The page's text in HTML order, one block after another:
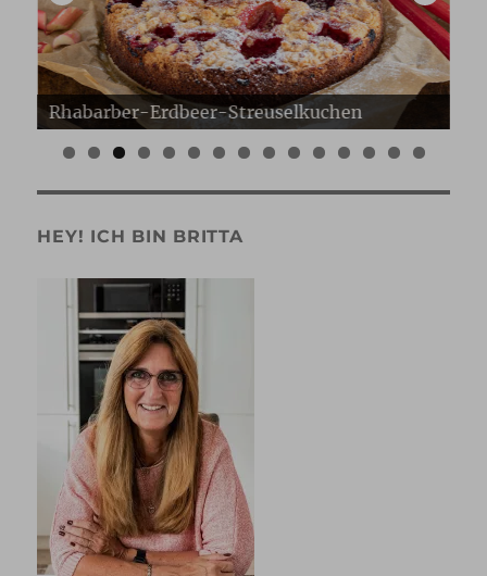
Erdbeer Gugelhupf
0 1 2 3 4 5
HEY! ICH BIN BRITTA